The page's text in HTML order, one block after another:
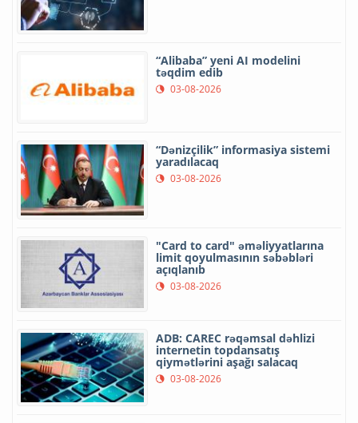
“Alibaba” yeni AI modelini
təqdim edib
03-08-2026
“Dənizçilik” informasiya sistemi
yaradılacaq
03-08-2026
"Card to card" əməliyyatlarına
limit qoyulmasının səbəbləri
açıqlanıb
03-08-2026
ADB: CAREC rəqəmsal dəhlizi
internetin topdansatış
qiymətlərini aşağı salacaq
03-08-2026